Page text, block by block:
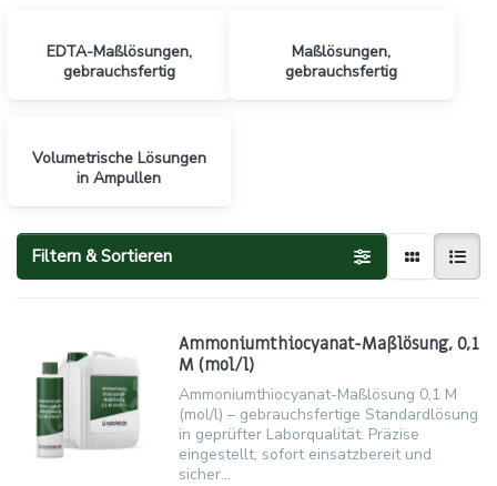
EDTA-Maßlösungen,
gebrauchsfertig
Maßlösungen,
gebrauchsfertig
Volumetrische Lösungen
in Ampullen
Filtern & Sortieren
Ammoniumthiocyanat-Maßlösung, 0,1
M (mol/l)
Ammoniumthiocyanat-Maßlösung 0,1 M
(mol/l) – gebrauchsfertige Standardlösung
in geprüfter Laborqualität. Präzise
eingestellt, sofort einsatzbereit und
sicher...